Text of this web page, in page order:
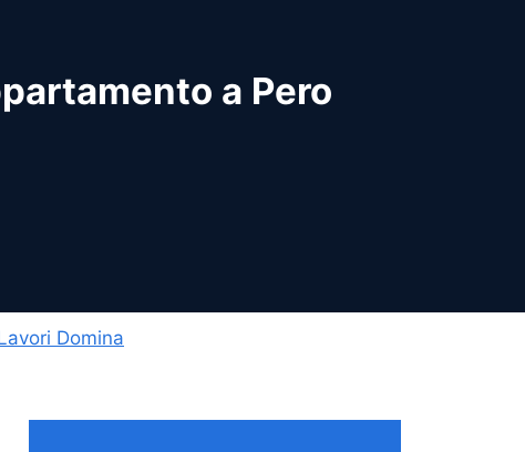
a Pero
Domina